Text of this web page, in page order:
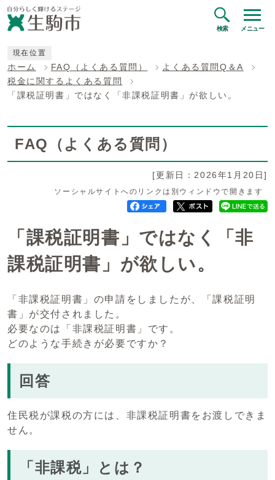
検索 メニュー
現在位置
ホーム FAQ（よくある質問）
よくある質問Q＆A
税金に関するよくある質問
「課税証明書」ではなく「非課税証明書」が欲しい。
FAQ（よくある質問）
[更新日：2026年1月20日]
ソーシャルサイトへのリンクは別ウィンドウで開きます
「課税証明書」ではなく「非
課税証明書」が欲しい。
「非課税証明書」の申請をしましたが、「課税証明
書」が交付されました。
必要なのは「非課税証明書」です。
どのような手続きが必要ですか？
回答
住民税が課税の方には、非課税証明書をお渡しできま
せん。
「非課税」とは？